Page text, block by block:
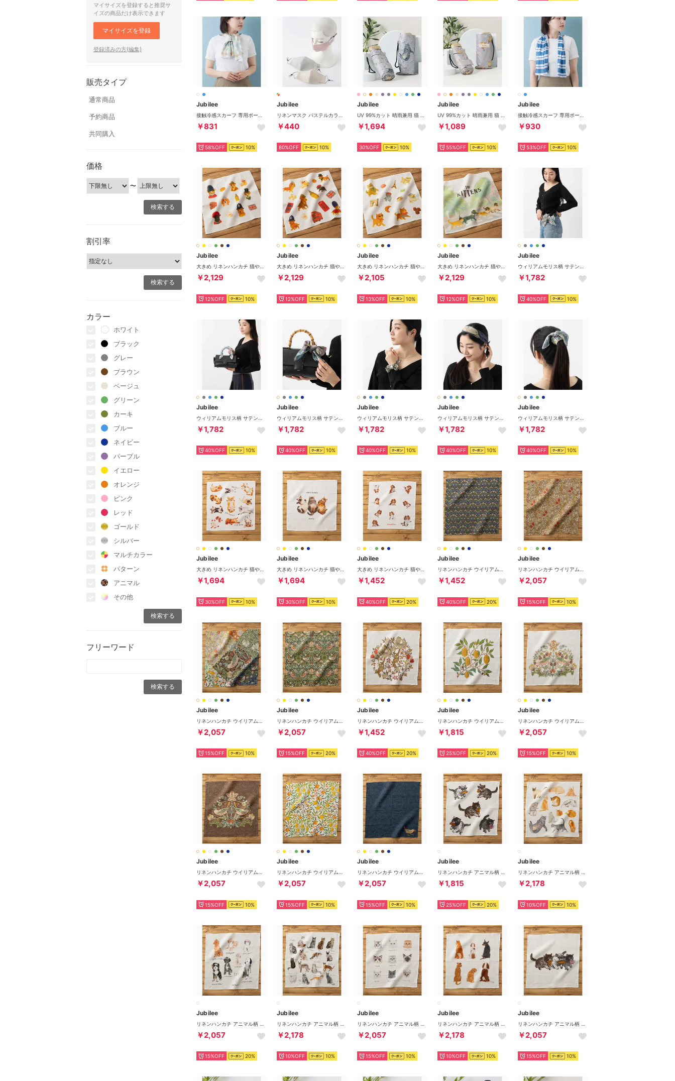
マイサイズを登録すると推奨サ
イズの商品だけ表示できます
マイサイズを登録
登録済みの方(編集)
販売タイプ
通常商品
予約商品
共同購入
価格
〜
割引率
カラー
ホワイト
ブラック
グレー
ブラウン
ベージュ
グリーン
カーキ
ブルー
ネイビー
パープル
イエロー
オレンジ
ピンク
レッド
ゴールド
シルバー
マルチカラー
パターン
アニマル
その他
フリーワード
Jubilee
￥831
58%OFF 10%
Jubilee
￥440
80%OFF 10%
Jubilee
￥1,694
30%OFF 10%
Jubilee
￥1,089
55%OFF 10%
Jubilee
￥930
53%OFF 10%
Jubilee
￥2,129
12%OFF 10%
Jubilee
￥2,129
12%OFF 10%
Jubilee
￥2,105
13%OFF 10%
Jubilee
￥2,129
12%OFF 10%
Jubilee
￥1,782
40%OFF 10%
Jubilee
￥1,782
40%OFF 10%
Jubilee
￥1,782
40%OFF 10%
Jubilee
￥1,782
40%OFF 10%
Jubilee
￥1,782
40%OFF 10%
Jubilee
￥1,782
40%OFF 10%
Jubilee
￥1,694
30%OFF 10%
Jubilee
￥1,694
30%OFF 10%
Jubilee
￥1,452
40%OFF 20%
Jubilee
￥1,452
40%OFF 20%
Jubilee
￥2,057
15%OFF 10%
Jubilee
￥2,057
15%OFF 10%
Jubilee
￥2,057
15%OFF 20%
Jubilee
￥1,452
40%OFF 20%
Jubilee
￥1,815
25%OFF 20%
Jubilee
￥2,057
15%OFF 10%
Jubilee
￥2,057
15%OFF 10%
Jubilee
￥2,057
15%OFF 10%
Jubilee
￥2,057
15%OFF 10%
Jubilee
￥1,815
25%OFF 20%
Jubilee
￥2,178
10%OFF 10%
Jubilee
￥2,057
15%OFF 20%
Jubilee
￥2,178
10%OFF 10%
Jubilee
￥2,057
15%OFF 10%
Jubilee
￥2,178
10%OFF 10%
Jubilee
￥2,057
15%OFF 10%